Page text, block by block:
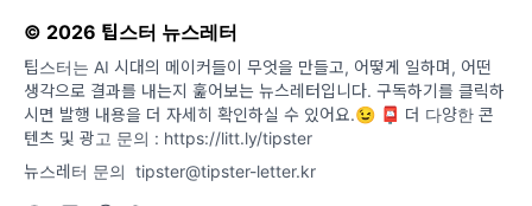
© 2026 팁스터 뉴스레터
팁스터는 AI 시대의 메이커들이 무엇을 만들고, 어떻게 일하며, 어떤
생각으로 결과를 내는지 훑어보는 뉴스레터입니다. 구독하기를 클릭하
시면 발행 내용을 더 자세히 확인하실 수 있어요.😉 📮 더 다양한 콘
텐츠 및 광고 문의 : https://litt.ly/tipster
뉴스레터 문의 tipster@tipster-letter.kr